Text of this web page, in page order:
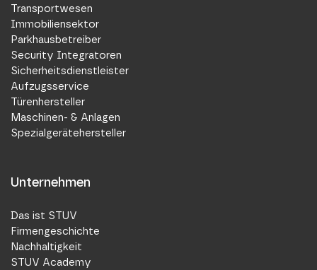
Transportwesen
Immobiliensektor
Parkhausbetreiber
Security Integratoren
Sicherheitsdienstleister
Aufzugsservice
Türenhersteller
Maschinen- & Anlagen
Spezialgerätehersteller
Unternehmen
Das ist STUV
Firmengeschichte
Nachhaltigkeit
STUV Academy